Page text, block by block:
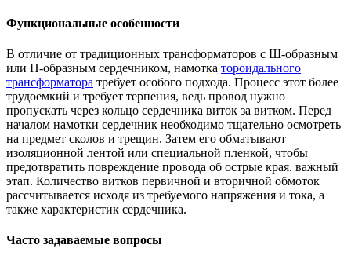
Функциональные особенности
В отличие от традиционных трансформаторов с Ш-образным
или П-образным сердечником, намотка тороидального
трансформатора требует особого подхода. Процесс этот более
трудоемкий и требует терпения, ведь провод нужно
пропускать через кольцо сердечника виток за витком. Перед
началом намотки сердечник необходимо тщательно осмотреть
на предмет сколов и трещин. Затем его обматывают
изоляционной лентой или специальной пленкой, чтобы
предотвратить повреждение провода об острые края. важный
этап. Количество витков первичной и вторичной обмоток
рассчитывается исходя из требуемого напряжения и тока, а
также характеристик сердечника.
Часто задаваемые вопросы